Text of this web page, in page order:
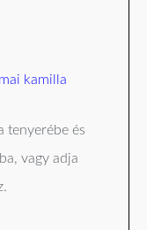
kamilla
tenyerébe és
vagy adja